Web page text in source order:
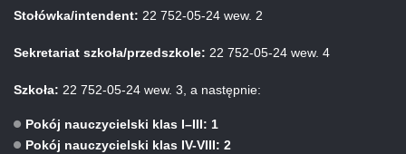
Stołówka/intendent: 22 752-05-24 wew. 2
Sekretariat szkoła/przedszkole: 22 752-05-24 wew. 4
Szkoła: 22 752-05-24 wew. 3, a następnie:
Pokój nauczycielski klas I–III: 1
Pokój nauczycielski klas IV-VIII: 2